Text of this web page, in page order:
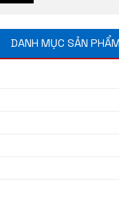
DANH MỤC SẢN PHẨM